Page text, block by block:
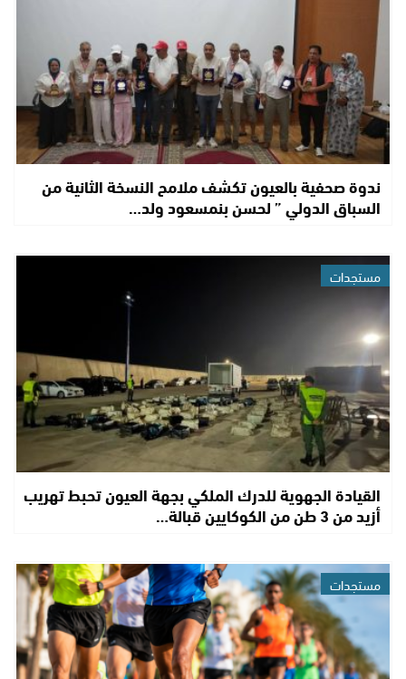
ندوة صحفية بالعيون تكشف ملامح النسخة الثانية من
السباق الدولي ” لحسن بنمسعود ولد…
مستجدات
القيادة الجهوية للدرك الملكي بجهة العيون تحبط تهريب
أزيد من 3 طن من الكوكايين قبالة…
مستجدات